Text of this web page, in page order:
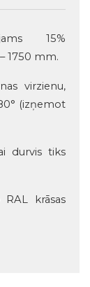
15%
1750 mm.
virzienu,
(izņemot
durvis tiks
krāsas